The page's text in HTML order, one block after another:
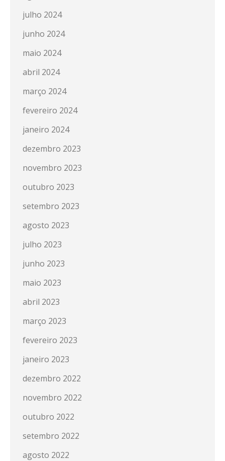
julho 2024
junho 2024
maio 2024
abril 2024
março 2024
fevereiro 2024
janeiro 2024
dezembro 2023
novembro 2023
outubro 2023
setembro 2023
agosto 2023
julho 2023
junho 2023
maio 2023
abril 2023
março 2023
fevereiro 2023
janeiro 2023
dezembro 2022
novembro 2022
outubro 2022
setembro 2022
agosto 2022